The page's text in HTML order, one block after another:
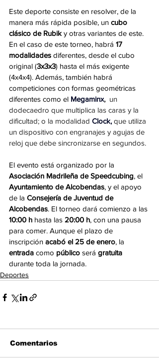
Este deporte consiste en resolver, de la
manera más rápida posible, un cubo
clásico de Rubik y otras variantes de este.
En el caso de este torneo, habrá 17
modalidades diferentes, desde el cubo
original (3x3x3) hasta el más exigente
(4x4x4). Además, también habrá
competiciones con formas geométricas
diferentes como el Megaminx, un
dodecaedro que multiplica las caras y la
dificultad; o la modalidad Clock, que utiliza
un dispositivo con engranajes y agujas de
reloj que debe sincronizarse en segundos.
El evento está organizado por la
Asociación Madrileña de Speedcubing, el
Ayuntamiento de Alcobendas, y el apoyo
de la Consejería de Juventud de
Alcobendas. El torneo dará comienzo a las
10:00 h hasta las 20:00 h, con una pausa
para comer. Aunque el plazo de
inscripción acabó el 25 de enero, la
entrada como público será gratuita
durante toda la jornada.
Deportes
Comentarios